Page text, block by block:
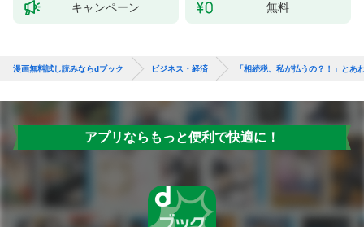
キャンペーン 無料
漫画無料試し読みならdブック ビジネス・経済 「相続税、私が払うの？！」とあ
アプリならもっと便利で快適に！